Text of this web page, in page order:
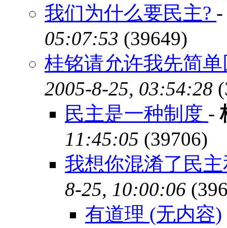
我们为什么要民主?
05:07:53 (39649)
桂铭请允许我先简
2005-8-25, 03:54:28
民主是一种制度 -
11:45:05 (39706)
我想你混淆了民
8-25, 10:00:06
有道理 (无内容)